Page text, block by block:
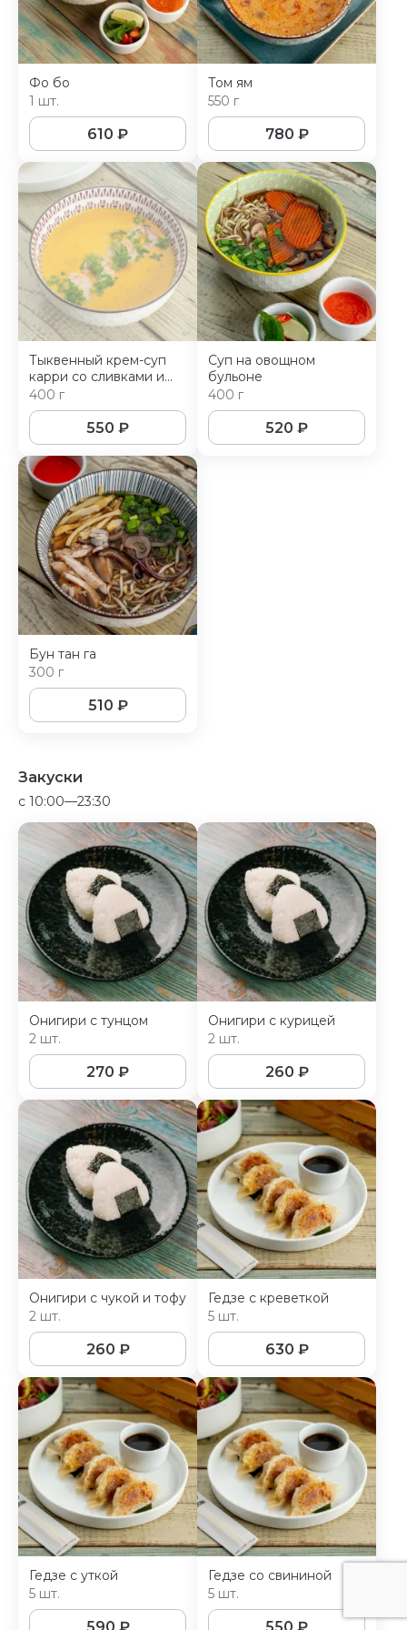
Фо бо
1 шт.
610 ₽
Том ям
550 г
780 ₽
Тыквенный крем-суп
карри со сливками и
кокосовым молоком
400 г
550 ₽
Суп на овощном
бульоне
400 г
520 ₽
Бун тан га
300 г
510 ₽
Закуски
c 10:00—23:30
Онигири с тунцом
2 шт.
270 ₽
Онигири с курицей
2 шт.
260 ₽
Онигири с чукой и тофу
2 шт.
260 ₽
Гедзе с креветкой
5 шт.
630 ₽
Гедзе с уткой
5 шт.
590 ₽
Гедзе со свининой
5 шт.
550 ₽